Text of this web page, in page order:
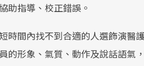
助指導、校正錯誤。
時間內找不到合適的人選飾演醫
的形象、氣質、動作及說話語氣